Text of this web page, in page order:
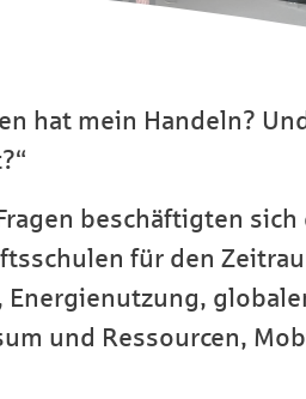
hat mein Handeln?
beschäftigten
für den
Energienutzung,
und Ressourcen,